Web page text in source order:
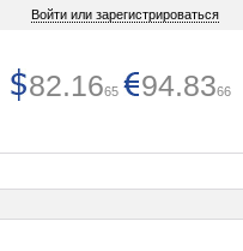
Войти или зарегистрироваться
82.1665 94.8366